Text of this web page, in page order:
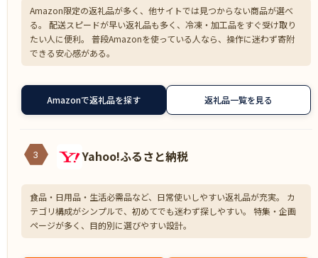
Amazon限定の返礼品が多く、他サイトでは見つからない商品が選べ
る。 配送スピードが早い返礼品も多く、冷凍・加工品をすぐ受け取り
たい人に便利。 普段Amazonを使っている人なら、操作に迷わず寄附
できる安心感がある。
Amazonで返礼品を探す 返礼品一覧を見る
3 Yahoo!ふるさと納税
食品・日用品・生活必需品など、日常使いしやすい返礼品が充実。 カ
テゴリ構成がシンプルで、初めてでも迷わず探しやすい。 特集・企画
ページが多く、目的別に選びやすい設計。